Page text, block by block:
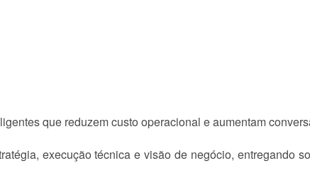
que reduzem custo operacional e aumentam
execução técnica e visão de negócio, entregando